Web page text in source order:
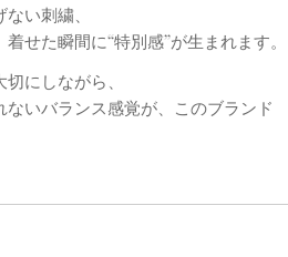
い刺繍、
せた瞬間に“特別感”が生まれます。
にしながら、
いバランス感覚が、このブランド